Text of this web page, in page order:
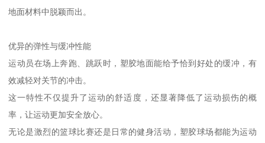
地面材料中脱颖而出。
优异的弹性与缓冲性能
运动员在场上奔跑、跳跃时，塑胶地面能给予恰到好处的缓冲，有
效减轻对关节的冲击。
这一特性不仅提升了运动的舒适度，还显著降低了运动损伤的概
率，让运动更加安全放心。
无论是激烈的篮球比赛还是日常的健身活动，塑胶球场都能为运动